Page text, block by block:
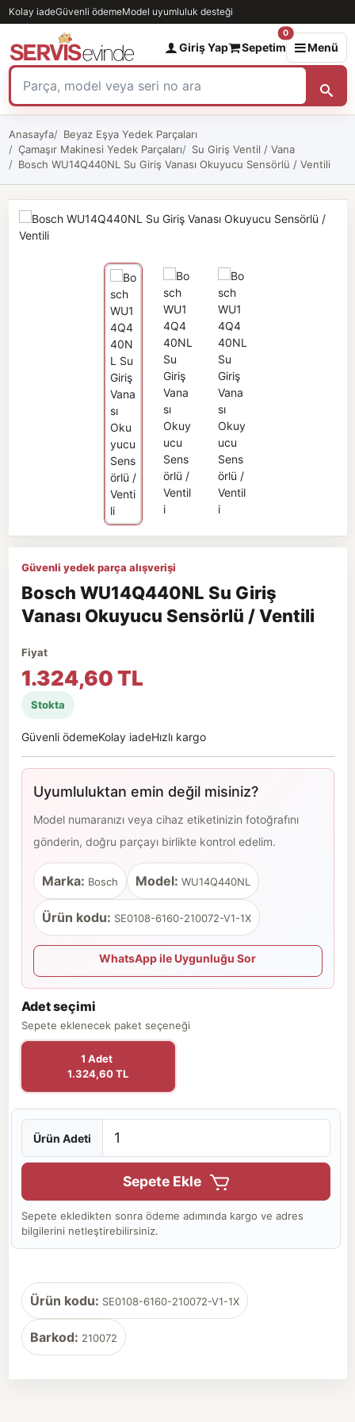
Kolay iadeGüvenli ödemeModel uyumluluk desteği
Giriş Yap Sepetim
0
Menü
Anasayfa
Beyaz Eşya Yedek Parçaları
Çamaşır Makinesi Yedek Parçaları
Su Giriş Ventil / Vana
Bosch WU14Q440NL Su Giriş Vanası Okuyucu Sensörlü / Ventili
Güvenli yedek parça alışverişi
Bosch WU14Q440NL Su Giriş
Vanası Okuyucu Sensörlü / Ventili
Fiyat
1.324,60 TL
Stokta
Güvenli ödemeKolay iadeHızlı kargo
Uyumluluktan emin değil misiniz?
Model numaranızı veya cihaz etiketinizin fotoğrafını
gönderin, doğru parçayı birlikte kontrol edelim.
Marka: Bosch Model: WU14Q440NL
Ürün kodu: SE0108-6160-210072-V1-1X
WhatsApp ile Uygunluğu Sor
Adet seçimi
Sepete eklenecek paket seçeneği
1 Adet
1.324,60 TL
Ürün Adeti
Sepete Ekle
Sepete ekledikten sonra ödeme adımında kargo ve adres
bilgilerini netleştirebilirsiniz.
Ürün kodu: SE0108-6160-210072-V1-1X
Barkod: 210072